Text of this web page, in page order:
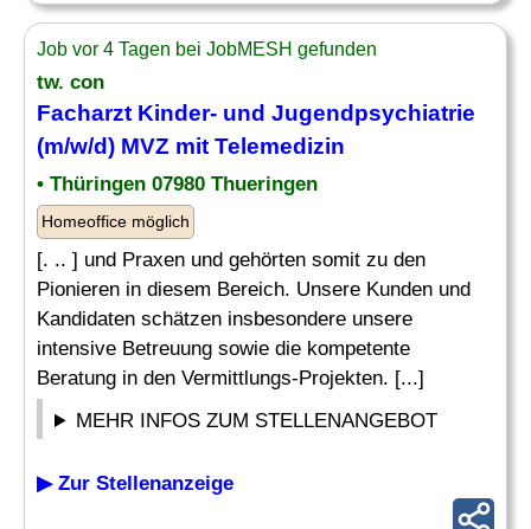
Job vor 4 Tagen bei JobMESH gefunden
tw. con
Facharzt Kinder- und Jugendpsychiatrie
(m/w/d) MVZ mit Telemedizin
• Thüringen 07980 Thueringen
Homeoffice möglich
[. .. ] und Praxen und gehörten somit zu den
Pionieren in diesem Bereich. Unsere Kunden und
Kandidaten schätzen insbesondere unsere
intensive Betreuung sowie die kompetente
Beratung in den Vermittlungs-Projekten. [...]
MEHR INFOS ZUM STELLENANGEBOT
▶ Zur Stellenanzeige